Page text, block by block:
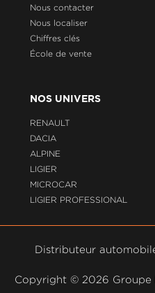
Nous contacter
Nous localiser
Chiffres clés
École de vente
NOS UNIVERS
RENAULT
DACIA
ALPINE
LIGIER
MICROCAR
LIGIER PROFESSIONAL
Distributeur
Copyright © 2026 Groupe